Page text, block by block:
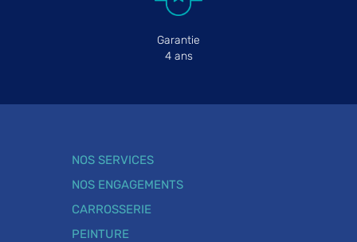
Garantie
4 ans
NOS SERVICES
NOS ENGAGEMENTS
CARROSSERIE
PEINTURE